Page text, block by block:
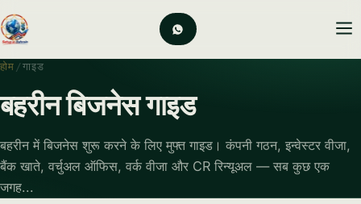
होम /गाइड
बहरीन बिजनेस गाइड
बहरीन में बिजनेस शुरू करने के लिए मुफ्त गाइड। कंपनी गठन, इन्वेस्टर वीजा,
बैंक खाते, वर्चुअल ऑफिस, वर्क वीजा और CR रिन्यूअल — सब कुछ एक
जगह...